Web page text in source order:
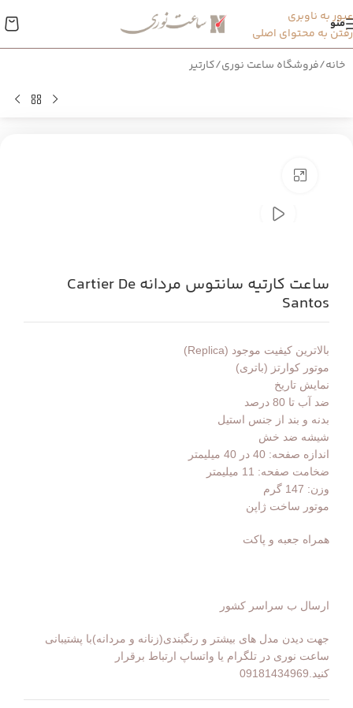
عبور به ناوبری
رفتن به محتوای اصلی
منو
خانه/فروشگاه ساعت نوری/کارتیر
ساعت کارتیه سانتوس مردانه Cartier De
Santos
بالاترین کیفیت موجود (Replica)
موتور کوارتز (باتری)
نمایش تاریخ
ضد آب تا 80 درصد
بدنه و بند از جنس استیل
شیشه ضد خش
اندازه صفحه: 40 در 40 میلیمتر
ضخامت صفحه: 11 میلیمتر
وزن: 147 گرم
موتور ساخت ژاپن
همراه جعبه و پاکت
ارسال ب سراسر کشور
جهت دیدن مدل های بیشتر و رنگبندی(زنانه و مردانه)با پشتیبانی
ساعت نوری در تلگرام یا واتساپ ارتباط برقرار
کنید.09181434969